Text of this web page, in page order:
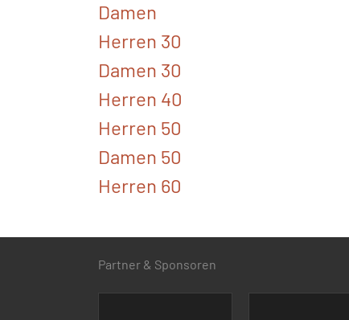
Damen
Herren 30
Damen 30
Herren 40
Herren 50
Damen 50
Herren 60
Partner & Sponsoren